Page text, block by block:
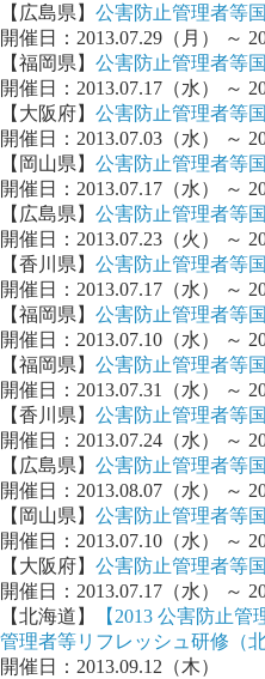
【広島県】 公害防止管理者等
開催日：2013.07.29（月） ～
【福岡県】 公害防止管理者等
開催日：2013.07.17（水） ～
【大阪府】 公害防止管理者等
開催日：2013.07.03（水） ～
【岡山県】 公害防止管理者等
開催日：2013.07.17（水） ～
【広島県】 公害防止管理者等
開催日：2013.07.23（火） ～
【香川県】 公害防止管理者等
開催日：2013.07.17（水） ～
【福岡県】 公害防止管理者等
開催日：2013.07.10（水） ～
【福岡県】 公害防止管理者等
開催日：2013.07.31（水） ～
【香川県】 公害防止管理者等
開催日：2013.07.24（水） ～
【広島県】 公害防止管理者等
開催日：2013.08.07（水） ～
【岡山県】 公害防止管理者等
開催日：2013.07.10（水） ～
【大阪府】 公害防止管理者等
開催日：2013.07.17（水） ～
【北海道】
【2013 公害防止
管理者等リフレッシュ研修（北
開催日：2013.09.12（木）